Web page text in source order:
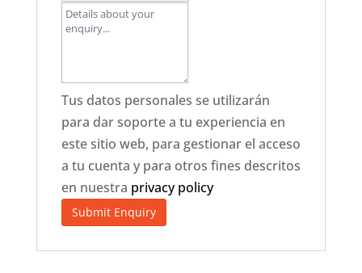
Tus datos personales se utilizarán
para dar soporte a tu experiencia en
este sitio web, para gestionar el acceso
a tu cuenta y para otros fines descritos
en nuestra privacy policy